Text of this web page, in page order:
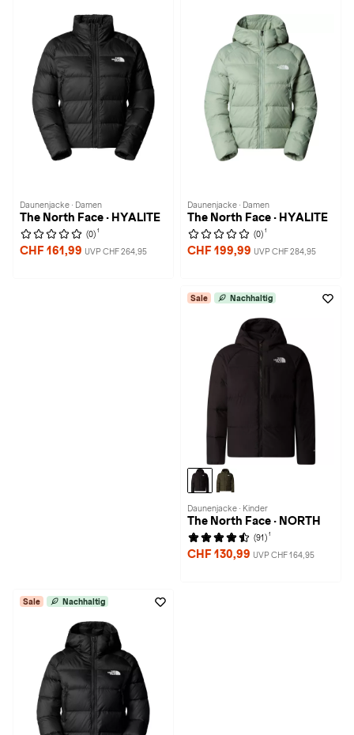
Daunenjacke · Damen
The North Face · HYALITE
(0) 1
CHF 161,99 UVP CHF 264,95
Daunenjacke · Damen
The North Face · HYALITE
(0) 1
CHF 199,99 UVP CHF 284,95
Sale Nachhaltig
Daunenjacke · Kinder
The North Face · NORTH
(91) 1
CHF 130,99 UVP CHF 164,95
Sale Nachhaltig